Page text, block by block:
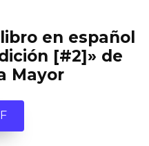
en español
[#2]» de
Mayor